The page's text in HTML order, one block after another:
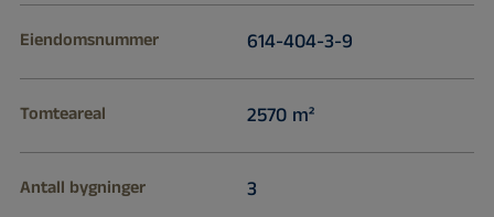
Eiendomsnummer 614-404-3-9
Tomteareal 2570 m²
Antall bygninger 3